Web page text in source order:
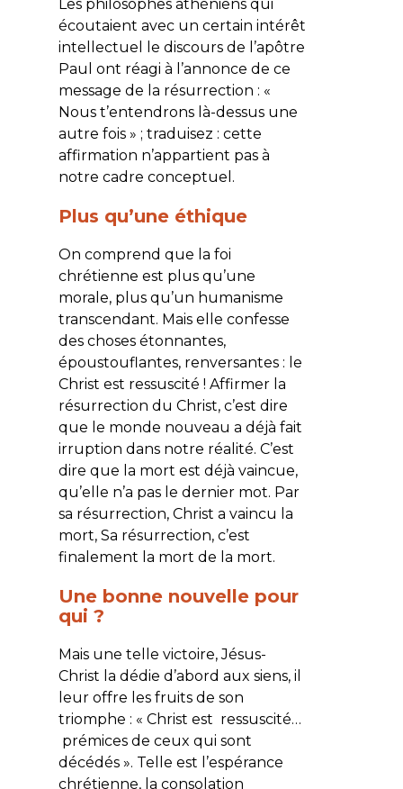
Les philosophes athéniens qui
écoutaient avec un certain intérêt
intellectuel le discours de l’apôtre
Paul ont réagi à l’annonce de ce
message de la résurrection : «
Nous t’entendrons là-dessus une
autre fois » ; traduisez : cette
affirmation n’appartient pas à
notre cadre conceptuel.
Plus qu’une éthique
On comprend que la foi
chrétienne est plus qu’une
morale, plus qu’un humanisme
transcendant. Mais elle confesse
des choses étonnantes,
époustouflantes, renversantes : le
Christ est ressuscité ! Affirmer la
résurrection du Christ, c’est dire
que le monde nouveau a déjà fait
irruption dans notre réalité. C’est
dire que la mort est déjà vaincue,
qu’elle n’a pas le dernier mot. Par
sa résurrection, Christ a vaincu la
mort, Sa résurrection, c’est
finalement la mort de la mort.
Une bonne nouvelle pour
qui ?
Mais une telle victoire, Jésus-
Christ la dédie d’abord aux siens, il
leur offre les fruits de son
triomphe : « Christ est ressuscité…
prémices de ceux qui sont
décédés». Telle est l’espérance
chrétienne, la consolation